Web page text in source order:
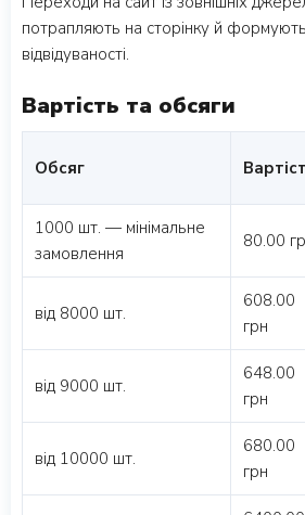
потрапляють на сторінку й
відвідуваності.
Вартість та обсяги
Обсяг
1000 шт. — мінімальне
замовлення
80.00
від 8000 шт.
608.00
грн
від 9000 шт.
648.00
грн
від 10000 шт.
680.00
грн